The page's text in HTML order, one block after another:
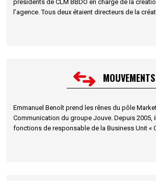
présidents de CLM BBDO en charge de la
l’agence. Tous deux étaient directeurs de la
MOUVEMENTS
Emmanuel Benoît prend les rênes du pôle
Communication du groupe Jouve. Depuis 2005,
fonctions de responsable de la Business Unit «